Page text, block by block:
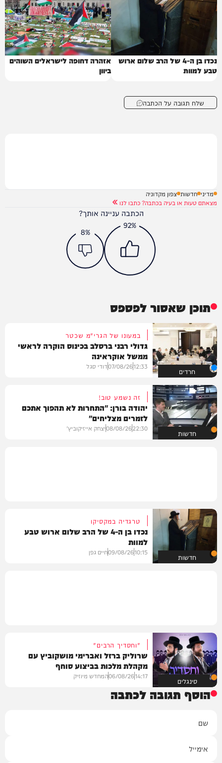
נכדו בן ה-4 של הרב שלום ארוש
טבע למוות
אזהרה דחופה לישראלים השוהים
ביוון
שלח תגובה על הכתבה
מדיני חדשות צפון מקדוניה
מצאתם טעות או בעיה בכתבה? כתבו לנו
הכתבה עניינה אותך?
92%
8%
תוכן שאסור לפספס
חרדים
במעונו של הגרי"מ שכטר
גדולי רבני ברסלב בכינוס הוקרה לראשי
ממשל אוקראינה
12:33
07/08/26דודי סגל
חדשות
זה נשמע טוב!
יהודה בורן: "התחרות לא תהפוך אתכם
לזמרים מצליחים"
22:30
08/08/26יצחק אייזיקוביץ'
חדשות
טרגדיה במקסיקו
נכדו בן ה-4 של הרב שלום ארוש טבע
למוות
10:15
09/08/26חיים גפן
סינגלים
"וחסדיך הרבים"
שרוליק ברזל ואברימי מושקוביץ עם
מקהלת מלכות בביצוע סוחף
14:17
06/08/26המחדש מיוזיק
הוסף תגובה לכתבה